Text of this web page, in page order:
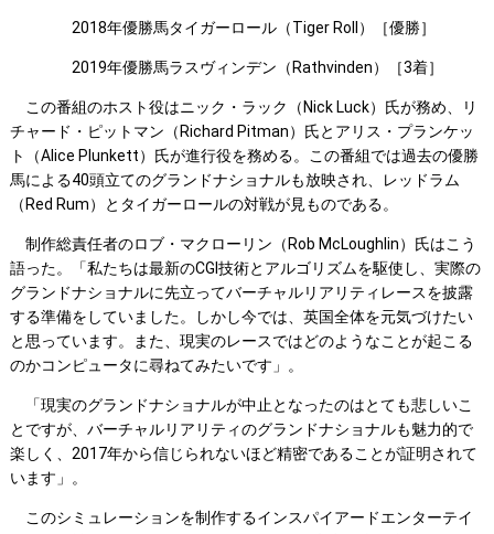
2018年優勝馬タイガーロール（Tiger Roll）［優勝］
2019年優勝馬ラスヴィンデン（Rathvinden）［3着］
この番組のホスト役はニック・ラック（Nick Luck）氏が務め、リ
チャード・ピットマン（Richard Pitman）氏とアリス・プランケッ
ト（Alice Plunkett）氏が進行役を務める。この番組では過去の優勝
馬による40頭立てのグランドナショナルも放映され、レッドラム
（Red Rum）とタイガーロールの対戦が見ものである。
制作総責任者のロブ・マクローリン（Rob McLoughlin）氏はこう
語った。「私たちは最新のCGI技術とアルゴリズムを駆使し、実際の
グランドナショナルに先立ってバーチャルリアリティレースを披露
する準備をしていました。しかし今では、英国全体を元気づけたい
と思っています。また、現実のレースではどのようなことが起こる
のかコンピュータに尋ねてみたいです」。
「現実のグランドナショナルが中止となったのはとても悲しいこ
とですが、バーチャルリアリティのグランドナショナルも魅力的で
楽しく、2017年から信じられないほど精密であることが証明されて
います」。
このシミュレーションを制作するインスパイアードエンターテイ